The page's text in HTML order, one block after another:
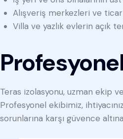
Alışveriş merkezleri ve
Villa ve yazlık evlerin açık
Teras izolasyonu, uzman ekip
Profesyonel ekibimiz,
sorunlarına karşı güvence